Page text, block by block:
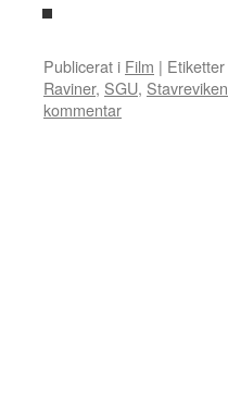
Publicerat i Film | Etiketter
Raviner, SGU, Stavreviken
kommentar